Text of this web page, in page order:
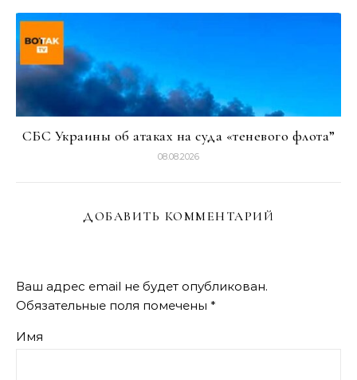
СБС Украины об атаках на суда «теневого флота”
08.08.2026
ДОБАВИТЬ КОММЕНТАРИЙ
Ваш адрес email не будет опубликован.
Обязательные поля помечены *
Имя